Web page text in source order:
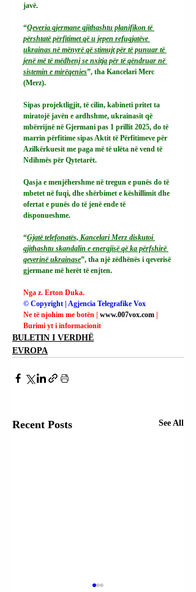
javë.
“Qeveria gjermane gjithashtu planifikon të
përshtatë përfitimet që u jepen refugjatëve
ukrainas në mënyrë që stimujt për të punuar të
jenë më të mëdhenj se nxitja për të qëndruar në
sistemin e mirëqenies”, tha Kancelari Merc
(Merz).
Sipas projektligjit, të cilin, kabineti pritet ta
miratojë javën e ardhshme, ukrainasit që
mbërrijnë në Gjermani pas 1 prillit 2025, do të
marrin përfitime sipas Aktit të Përfitimeve për
Azilkërkuesit me paga më të ulëta në vend të
Ndihmës për Qytetarët.
Qasja e menjëhershme në tregun e punës do të
mbetet në fuqi, dhe shërbimet e këshillimit dhe
ofertat e punës do të jenë ende të
disponueshme.
“Gjatë telefonatës, Kancelari Merz diskutoi
gjithashtu skandalin e energjisë që ka përfshirë
qeverinë ukrainase”, tha një zëdhënës i qeverisë
gjermane më herët të enjten.
Nga z. Erton Duka.
© Copyright | Agjencia Telegrafike Vox
Ne të njohim me botën | www.007vox.com
Burimi yt i informacionit
BULETIN I VERDHË
EVROPA
Recent Posts See All